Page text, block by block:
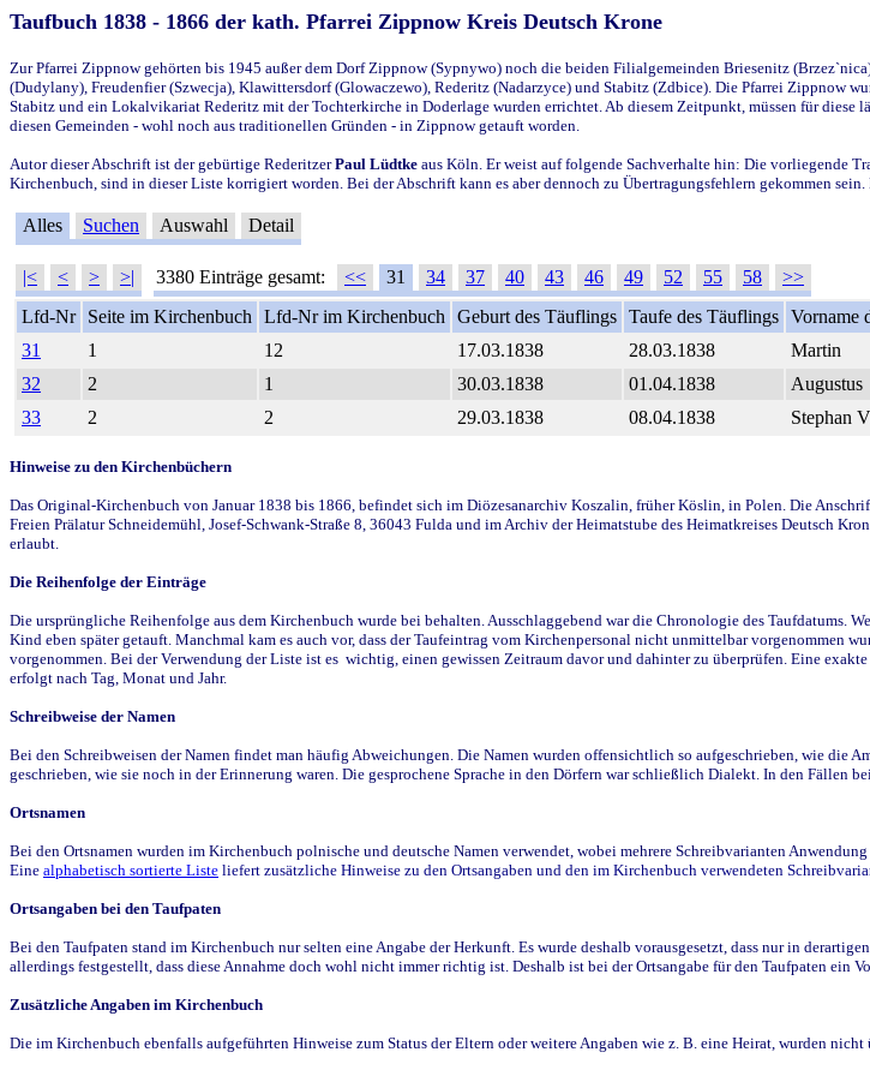
Taufbuch 1838 - 1866 der kath. Pfarrei Zippnow Kreis Deutsch Krone
Zur Pfarrei Zippnow gehörten bis 1945 außer dem Dorf Zippnow (Sypnywo) noch die beiden Filialgemeinden Briesenitz
(Dudylany), Freudenfier (Szwecja), Klawittersdorf (Glowaczewo), Rederitz (Nadarzyce) und Stabitz (Zdbice). Die Pfarrei Zippnow
Stabitz und ein Lokalvikariat Rederitz mit der Tochterkirche in Doderlage wurden errichtet. Ab diesem Zeitpunkt, müssen für diese
diesen Gemeinden - wohl noch aus traditionellen Gründen - in Zippnow getauft worden.
Autor dieser Abschrift ist der gebürtige RederitzerPaul Lüdtke aus Köln. Er weist auf folgende Sachverhalte hin: Die vorliegende
Kirchenbuch, sind in dieser Liste korrigiert worden. Bei der Abschrift kann es aber dennoch zu Übertragungsfehlern gekommen
Alles Suchen Auswahl Detail
|< < > >| 3380 Einträge gesamt: << 31 34 37 40 43 46 49 52 55 58
>>
Lfd-Nr
Seite im Kirchenbuch Lfd-Nr im Kirchenbuch Geburt des Täuflings Taufe des Täuflings Vorname
31
1 12 17.03.1838 28.03.1838 Martin
32
2 1 30.03.1838 01.04.1838 Augustus
33
2 2 29.03.1838 08.04.1838 Stephan
Hinweise zu den Kirchenbüchern
Das Original-Kirchenbuch von Januar 1838 bis 1866, befindet sich im Diözesanarchiv Koszalin, früher Köslin, in Polen. Die
Freien Prälatur Schneidemühl, Josef-Schwank-Straße 8, 36043 Fulda und im Archiv der Heimatstube des Heimatkreises Deutsch
erlaubt.
Die Reihenfolge der Einträge
Die ursprüngliche Reihenfolge aus dem Kirchenbuch wurde bei behalten. Ausschlaggebend war die Chronologie des Taufdatums.
Kind eben später getauft. Manchmal kam es auch vor, dass der Taufeintrag vom Kirchenpersonal nicht unmittelbar vorgenommen
vorgenommen. Bei der Verwendung der Liste ist es wichtig, einen gewissen Zeitraum davor und dahinter zu überprüfen. Eine
erfolgt nach Tag, Monat und Jahr.
Schreibweise der Namen
Bei den Schreibweisen der Namen findet man häufig Abweichungen. Die Namen wurden offensichtlich so aufgeschrieben, wie die
geschrieben, wie sie noch in der Erinnerung waren. Die gesprochene Sprache in den Dörfern war schließlich Dialekt. In den Fällen
Ortsnamen
Bei den Ortsnamen wurden im Kirchenbuch polnische und deutsche Namen verwendet, wobei mehrere Schreibvarianten
Eine alphabetisch sortierte Liste liefert zusätzliche Hinweise zu den Ortsangaben und den im Kirchenbuch verwendeten
Ortsangaben bei den Taufpaten
Bei den Taufpaten stand im Kirchenbuch nur selten eine Angabe der Herkunft. Es wurde deshalb vorausgesetzt, dass nur in
allerdings festgestellt, dass diese Annahme doch wohl nicht immer richtig ist. Deshalb ist bei der Ortsangabe für den Taufpaten ein
Zusätzliche Angaben im Kirchenbuch
Die im Kirchenbuch ebenfalls aufgeführten Hinweise zum Status der Eltern oder weitere Angaben wie z. B. eine Heirat, wurden nicht